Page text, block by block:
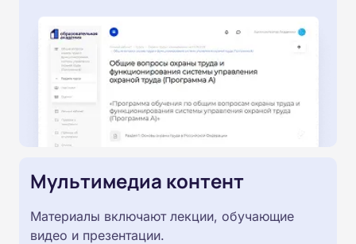
Мультимедиа контент
Материалы включают лекции, обучающие
видео и презентации.